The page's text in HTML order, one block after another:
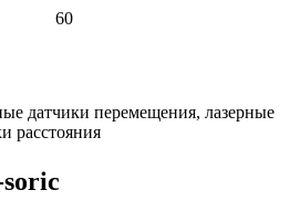
60
датчики перемещения, лазерные
расстояния